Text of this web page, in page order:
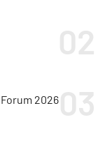
2026